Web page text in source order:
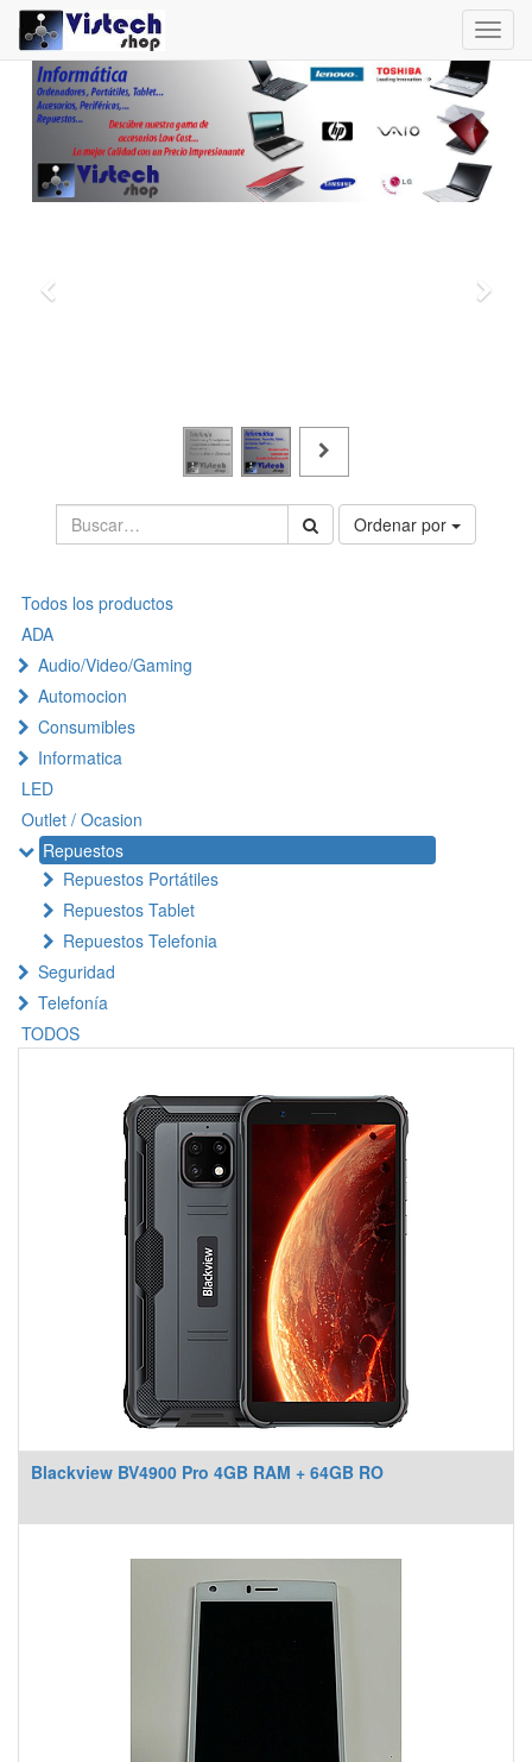
Ordenar por
Todos los productos
ADA
Audio/Video/Gaming
Automocion
Consumibles
Informatica
LED
Outlet / Ocasion
Repuestos
Repuestos Portátiles
Repuestos Tablet
Repuestos Telefonia
Seguridad
Telefonía
TODOS
Blackview BV4900 Pro 4GB RAM + 64GB RO